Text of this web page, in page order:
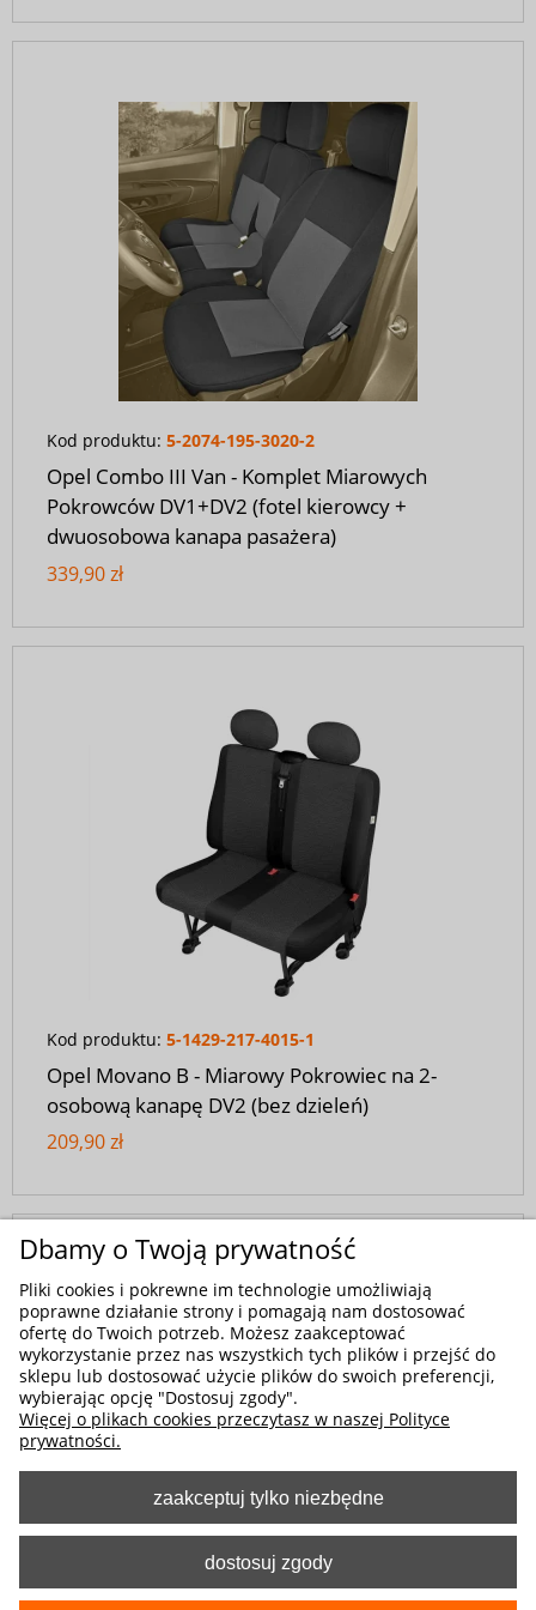
Kod produktu: 5-2074-195-3020-2
Opel Combo III Van - Komplet Miarowych
Pokrowców DV1+DV2 (fotel kierowcy +
dwuosobowa kanapa pasażera)
339,90 zł
Kod produktu: 5-1429-217-4015-1
Opel Movano B - Miarowy Pokrowiec na 2-
osobową kanapę DV2 (bez dzieleń)
209,90 zł
Dbamy o Twoją prywatność
Pliki cookies i pokrewne im technologie umożliwiają
poprawne działanie strony i pomagają nam dostosować
ofertę do Twoich potrzeb. Możesz zaakceptować
wykorzystanie przez nas wszystkich tych plików i przejść do
sklepu lub dostosować użycie plików do swoich preferencji,
wybierając opcję "Dostosuj zgody".
Więcej o plikach cookies przeczytasz w naszej Polityce
prywatności.
zaakceptuj tylko niezbędne
dostosuj zgody